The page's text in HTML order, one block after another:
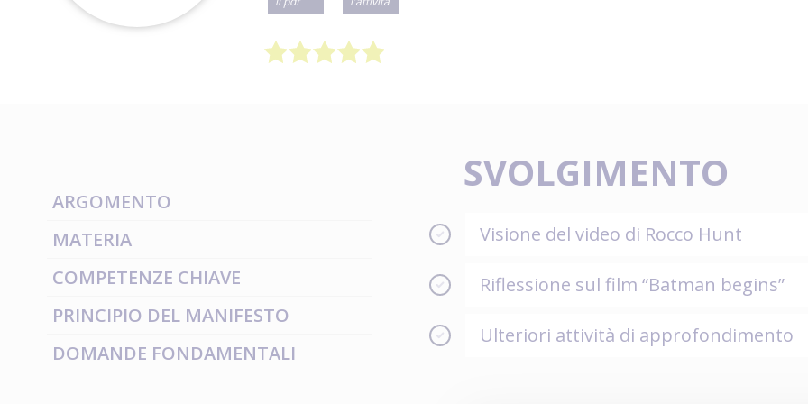
ARGOMENTO
MATERIA
COMPETENZE CHIAVE
PRINCIPIO DEL MANIFESTO
DOMANDE FONDAMENTALI
SVOLGIMENTO
Visione del video di Rocco Hunt
Riflessione sul film “Batman begins”
Ulteriori attività di approfondimento